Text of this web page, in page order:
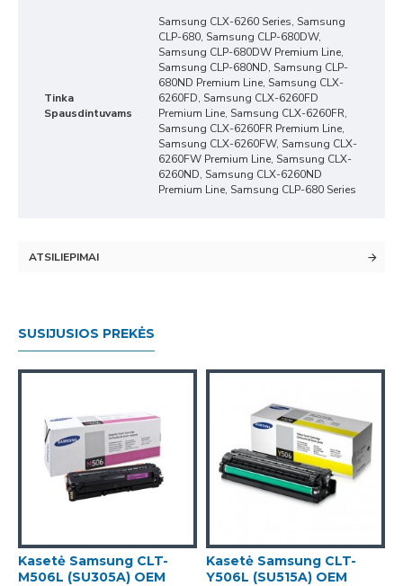
Tinka
Spausdintuvams
Samsung CLX-6260 Series, Samsung
CLP-680, Samsung CLP-680DW,
Samsung CLP-680DW Premium Line,
Samsung CLP-680ND, Samsung CLP-
680ND Premium Line, Samsung CLX-
6260FD, Samsung CLX-6260FD
Premium Line, Samsung CLX-6260FR,
Samsung CLX-6260FR Premium Line,
Samsung CLX-6260FW, Samsung CLX-
6260FW Premium Line, Samsung CLX-
6260ND, Samsung CLX-6260ND
Premium Line, Samsung CLP-680 Series
ATSILIEPIMAI
SUSIJUSIOS PREKĖS
Kasetė Samsung CLT-
M506L (SU305A) OEM
Kasetė Samsung CLT-
Y506L (SU515A) OEM